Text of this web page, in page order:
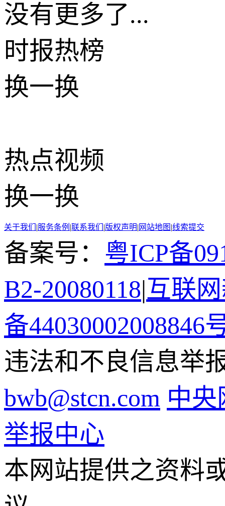
没有更多了...
时报热榜
换一换
热点视频
换一换
关于我们 |服务条例 |联系我们 |版权声明| 网站地图 |线索提交
备案号： 粤ICP备
B2-20080118|互联
备44030002008846
违法和不良信息举
bwb@stcn.com 中
举报中心
本网站提供之资料